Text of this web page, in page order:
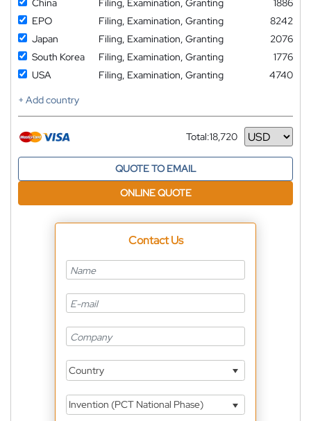
China Filing, Examination, Granting
1886
EPO
Filing, Examination, Granting
8242
Japan
Filing, Examination, Granting
2076
South Korea
Filing, Examination, Granting
1776
USA
Filing, Examination, Granting
4740
+ Add country
Total:18,720
Currency
QUOTE TO EMAIL
ONLINE QUOTE
Contact Us
Country
Invention (PCT National Phase)